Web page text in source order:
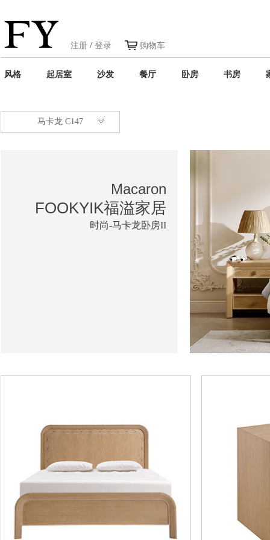
注册 / 登录 购物车
风格 起居室 沙发 餐厅 卧房 书房
马卡龙 C147
Macaron
FOOKYIK福溢家居
时尚-马卡龙卧房II